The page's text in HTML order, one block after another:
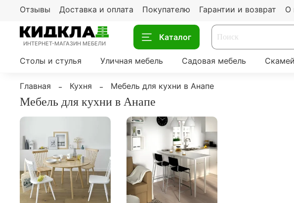
Отзывы Доставка и оплата Покупателю Гарантии и возврат О
ИНТЕРНЕТ-МАГАЗИН МЕБЕЛИ
Каталог
Столы и стулья Уличная мебель Садовая мебель
Главная Кухня Мебель для кухни в Анапе
Мебель для кухни в Анапе